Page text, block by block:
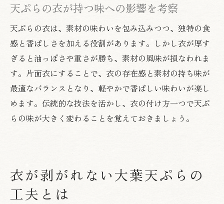
天ぷらの衣が持つ味への影響を考察
天ぷらの衣は、素材の味わいを包み込みつつ、独特の食
感と香ばしさを加える役割があります。しかし衣が厚す
ぎると油っぽさや重さが勝ち、素材の風味が損なわれま
す。片面衣にすることで、衣の存在感と素材の持ち味が
最適なバランスとなり、軽やかで香ばしい味わいが楽し
めます。伝統的な技法を活かし、衣の付け方一つで天ぷ
らの味が大きく変わることを覚えておきましょう。
衣が剥がれない大葉天ぷらの
工夫とは